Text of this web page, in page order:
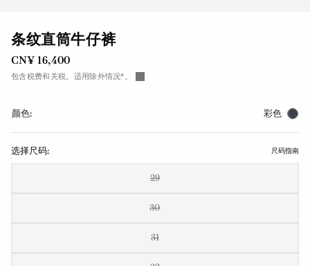
条纹直筒牛仔裤
CN¥ 16,400
包含税费和关税。适用除外情况*。
颜色: 彩色
选择尺码: 尺码指南
29
30
31